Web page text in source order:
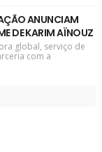
ANUNCIAM
DE KARIM AÏNOUZ
global, serviço de
com a